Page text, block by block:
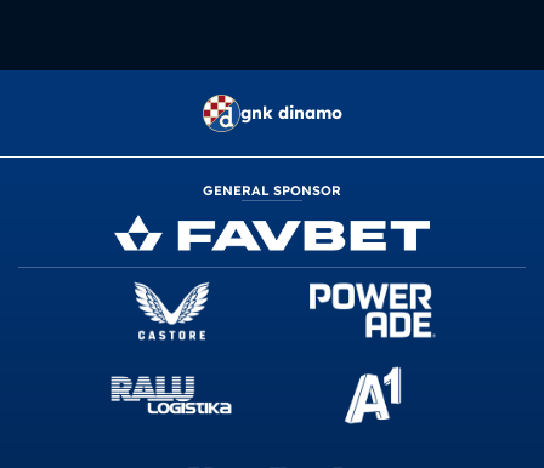
gnk dinamo
GENERAL SPONSOR